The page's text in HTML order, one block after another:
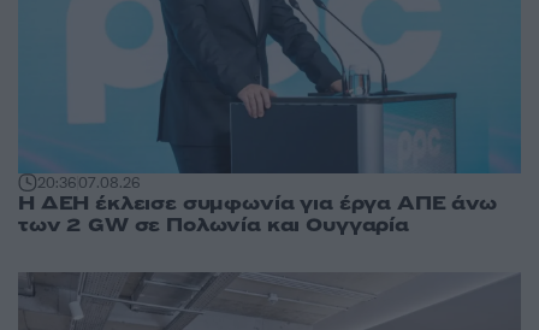
20:3607.08.26
Η ΔΕΗ έκλεισε συμφωνία για έργα ΑΠΕ άνω
των 2 GW σε Πολωνία και Ουγγαρία